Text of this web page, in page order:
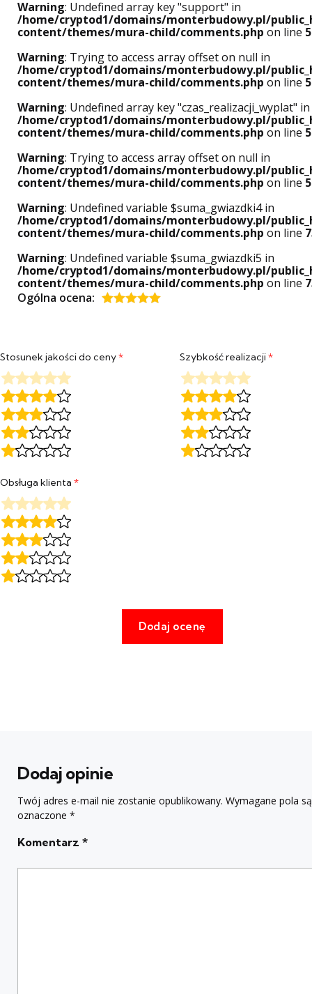
Warning: Undefined array key "support" in
/home/cryptod1/domains/monterbudowy.pl/
content/themes/mura-child/comments.php on line
Warning: Trying to access array offset on null in
/home/cryptod1/domains/monterbudowy.pl/
content/themes/mura-child/comments.php on line
Warning: Undefined array key "czas_realizacji_wyplat" in
/home/cryptod1/domains/monterbudowy.pl/
content/themes/mura-child/comments.php on line
Warning: Trying to access array offset on null in
/home/cryptod1/domains/monterbudowy.pl/
content/themes/mura-child/comments.php on line
Warning: Undefined variable $suma_gwiazdki4 in
/home/cryptod1/domains/monterbudowy.pl/
content/themes/mura-child/comments.php on line
Warning: Undefined variable $suma_gwiazdki5 in
/home/cryptod1/domains/monterbudowy.pl/
content/themes/mura-child/comments.php on line
Ogólna ocena:
Stosunek jakości do ceny* Szybkość realizacji*
Obsługa klienta *
Dodaj opinie
Twój adres e-mail nie zostanie opublikowany. Wymagane pola są
oznaczone *
Komentarz *